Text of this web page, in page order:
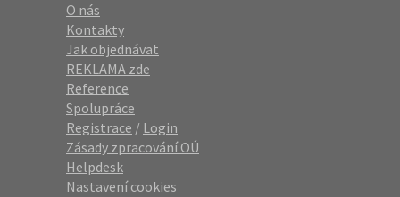
O nás
Kontakty
Jak objednávat
REKLAMA zde
Reference
Spolupráce
Registrace / Login
Zásady zpracování OÚ
Helpdesk
Nastavení cookies